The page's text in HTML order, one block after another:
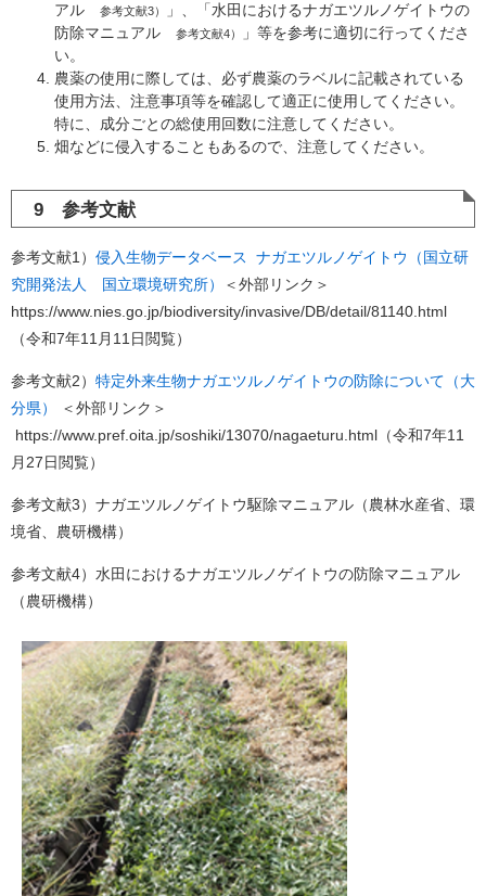
アル
参考文献3）
」、「水田におけるナガエツルノゲイトウの
防除マニュアル
参考文献4）
」等を参考に適切に行ってくださ
い。
農薬の使用に際しては、必ず農薬のラベルに記載されている
使用方法、注意事項等を確認して適正に使用してください。
特に、成分ごとの総使用回数に注意してください。
畑などに侵入することもあるので、注意してください。
9 参考文献
参考文献1） 侵入生物データベース ナガエツルノゲイトウ（国立研
究開発法人 国立環境研究所）
＜外部リンク＞
https://www.nies.go.jp/biodiversity/invasive/DB/detail/81140.html
（令和7年11月11日閲覧）
参考文献2） 特定外来生物ナガエツルノゲイトウの防除について（大
分県）
＜外部リンク＞
https://www.pref.oita.jp/soshiki/13070/nagaeturu.html（令和7年11
月27日閲覧）
参考文献3）ナガエツルノゲイトウ駆除マニュアル（農林水産省、環
境省、農研機構）
参考文献4）水田におけるナガエツルノゲイトウの防除マニュアル
（農研機構）